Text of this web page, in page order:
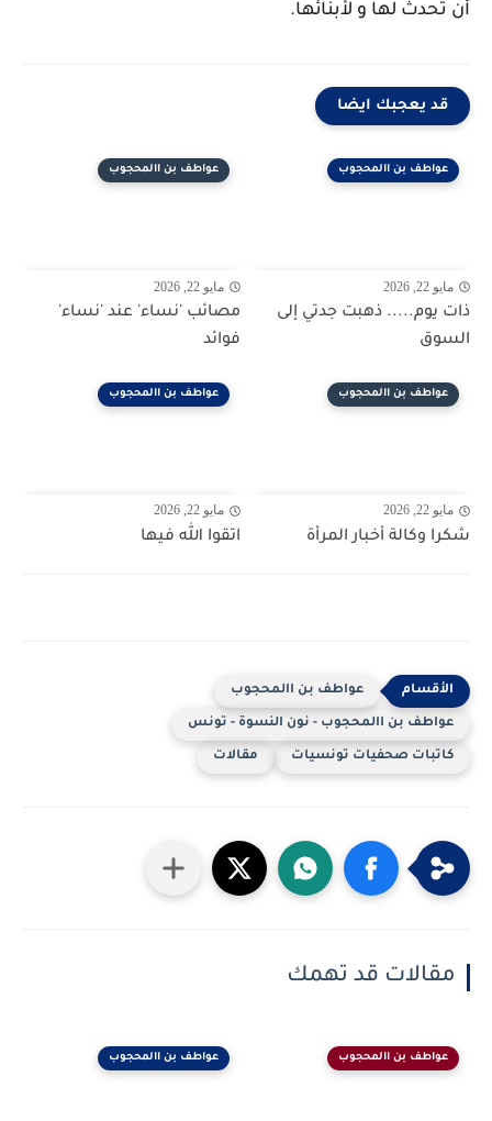
أن تحدث لها و لأبنائها.
قد يعجبك ايضا
عواطف بن االمحجوب
مايو 22, 2026
ذات يوم..... ذهبت جدتي إلى
السوق
عواطف بن االمحجوب
مايو 22, 2026
مصائب 'نساء' عند 'نساء'
فوائد
عواطف بن االمحجوب
مايو 22, 2026
شكرا وكالة أخبار المرأة
عواطف بن االمحجوب
مايو 22, 2026
اتقوا الله فيها
عواطف بن االمحجوب
عواطف بن االمحجوب - نون النسوة - تونس
كاتبات صحفيات تونسيات مقالات
مقالات قد تهمك
عواطف بن االمحجوب عواطف بن االمحجوب